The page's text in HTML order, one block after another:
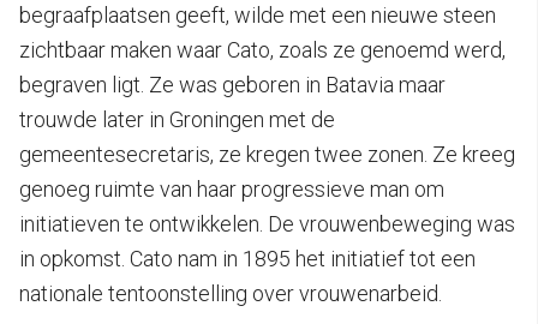
begraafplaatsen geeft, wilde met een nieuwe steen
zichtbaar maken waar Cato, zoals ze genoemd werd,
begraven ligt. Ze was geboren in Batavia maar
trouwde later in Groningen met de
gemeentesecretaris, ze kregen twee zonen. Ze kreeg
genoeg ruimte van haar progressieve man om
initiatieven te ontwikkelen. De vrouwenbeweging was
in opkomst. Cato nam in 1895 het initiatief tot een
nationale tentoonstelling over vrouwenarbeid.